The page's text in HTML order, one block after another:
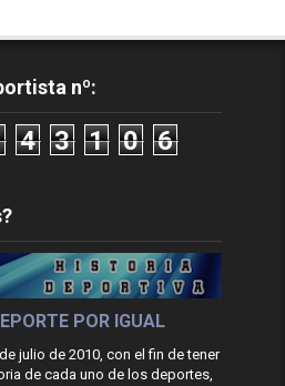
nº:
4 3 1 0 6
POR IGUAL
julio de 2010, con el fin de tener
de cada uno de los deportes,